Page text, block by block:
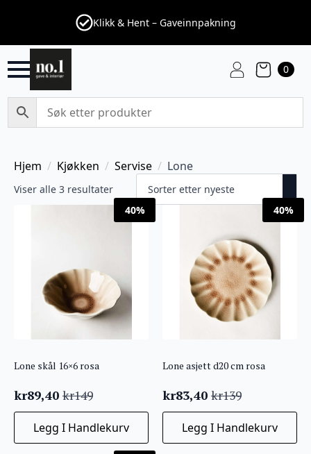
Klikk & Hent – Gaveinnpakning
0
Hjem Kjøkken Servise Lone
Viser alle 3 resultaterSortert
etter
nyeste
40%
Lone skål 16×6 rosa
kr149
Opprinnelig
pris
var:
kr149.
kr89,40
Nåværende
pris
kr89,40.
Legg I Handlekurv
40%
Lone asjett d20 cm rosa
kr139
Opprinnelig
pris
var:
kr139.
kr83,40
Nåværende
pris
kr83,40.
Legg I Handlekurv